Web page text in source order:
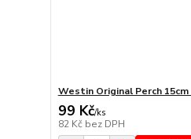
Westin Original Perch
99 Kč/ks
82 Kč bez DPH